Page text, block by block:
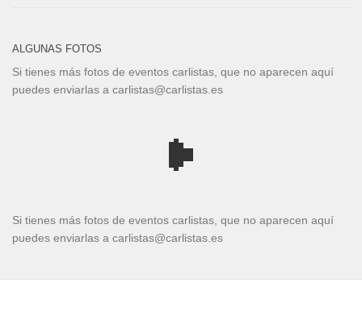
ALGUNAS FOTOS
Si tienes más fotos de eventos carlistas, que no aparecen aquí
puedes enviarlas a carlistas@carlistas.es
Si tienes más fotos de eventos carlistas, que no aparecen aquí
puedes enviarlas a carlistas@carlistas.es